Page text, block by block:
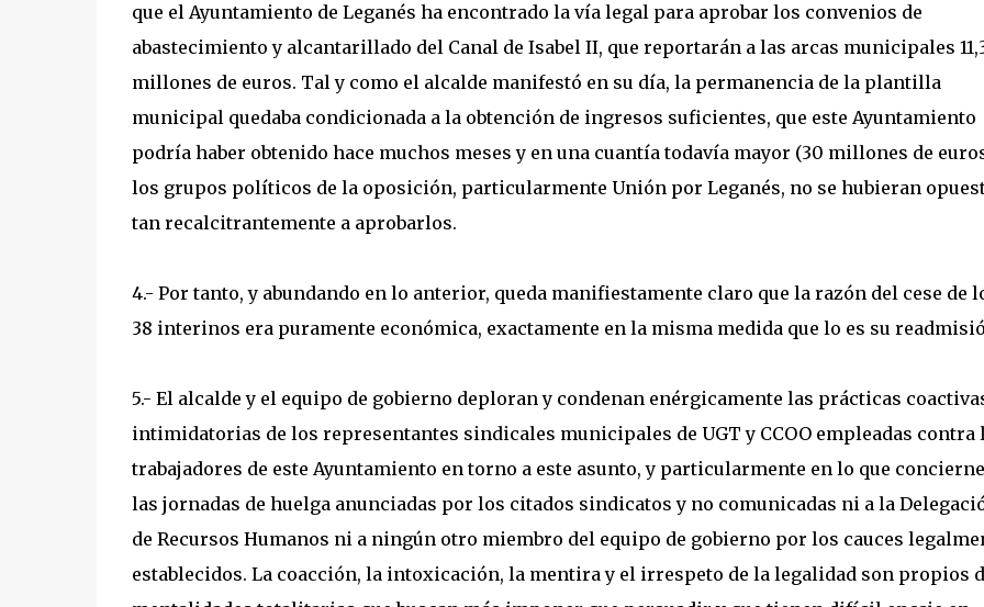
que el Ayuntamiento de Leganés ha encontrado la vía legal para aprobar los convenios de
abastecimiento y alcantarillado del Canal de Isabel II, que reportarán a las arcas municipales
millones de euros. Tal y como el alcalde manifestó en su día, la permanencia de la plantilla
municipal quedaba condicionada a la obtención de ingresos suficientes, que este Ayuntamiento
podría haber obtenido hace muchos meses y en una cuantía todavía mayor (30 millones de
los grupos políticos de la oposición, particularmente Unión por Leganés, no se hubieran
tan recalcitrantemente a aprobarlos.
4.- Por tanto, y abundando en lo anterior, queda manifiestamente claro que la razón del cese de
38 interinos era puramente económica, exactamente en la misma medida que lo es su
5.- El alcalde y el equipo de gobierno deploran y condenan enérgicamente las prácticas
intimidatorias de los representantes sindicales municipales de UGT y CCOO empleadas contra
trabajadores de este Ayuntamiento en torno a este asunto, y particularmente en lo que
las jornadas de huelga anunciadas por los citados sindicatos y no comunicadas ni a la
de Recursos Humanos ni a ningún otro miembro del equipo de gobierno por los cauces
establecidos. La coacción, la intoxicación, la mentira y el irrespeto de la legalidad son propios